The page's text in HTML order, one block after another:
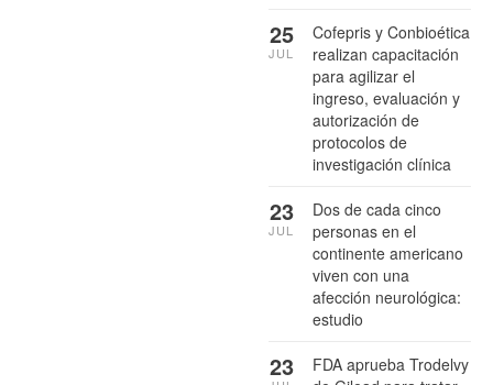
Cofepris y Conbioética
realizan capacitación
para agilizar el
ingreso, evaluación y
autorización de
protocolos de
investigación clínica
25
JUL
Dos de cada cinco
personas en el
continente americano
viven con una
afección neurológica:
estudio
23
JUL
FDA aprueba Trodelvy
23